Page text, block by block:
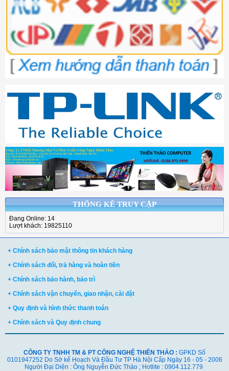
THỐNG KÊ TRUY CẬP
Đang Online: 14
Lượt khách: 19825110
+ Chính sách bảo mật thông tin khách hàng
+ Chính sách đổi, trả hàng và hoàn tiền
+ Chính sách bảo hành, bảo trì
+ Chính sách vận chuyển, giao nhận, cài đặt
+ Quy định và hình thức thanh toán
+ Chính sách và Quy định chung
CÔNG TY TNHH TM & PT CÔNG NGHỆ THIÊN THẢO : GPKD Số
0101947252 Do Sở kế Hoạch Và Đầu Tư TP Hà Nội Cấp Ngày 16 - 05 - 2006
Người Đại Diện : Ông Nguyễn Đức Thảo ; Hotlite : 0904.112.779